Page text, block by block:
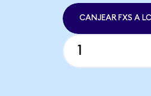
CANJEAR FXS A